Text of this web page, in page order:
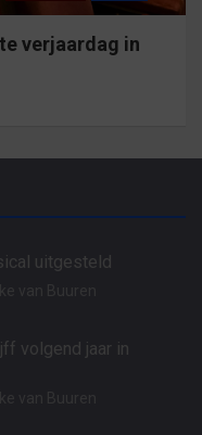
verjaardag in
uitgesteld
volgend jaar in